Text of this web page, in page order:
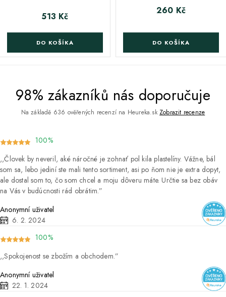
Cena
513 Kč
DO KOŠÍKA
Cena
260 Kč
DO KOŠÍKA
98% zákazníků nás doporučuje
Na základě 636 ověřených recenzí na Heureka.sk Zobrazit recenze
100%
Človek by neveril, aké náročné je zohnať pol kila plastelíny. Vážne, bál
som sa, lebo jediní ste mali tento sortiment, asi po ňom nie je extra dopyt,
ale dostal som to, čo som chcel a moju dôveru máte. Určtie sa bez obáv
na Vás v budúcnosti rád obrátim.
Anonymní uživatel
6. 2. 2024
100%
Spokojenost se zbožím a obchodem.
Anonymní uživatel
22. 1. 2024